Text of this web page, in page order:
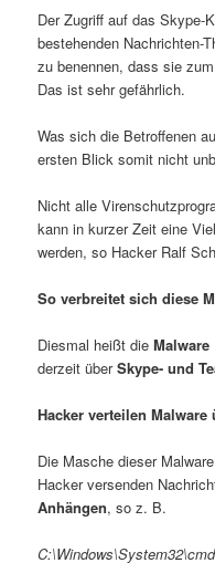
Der Zugriff auf das Skype-
bestehenden Nachrichten-
zu benennen, dass sie
Das ist sehr gefährlich.
Was sich die Betroffenen
ersten Blick somit nicht
Nicht alle
kann in kurzer Zeit eine
werden, so Hacker Ralf
So verbreitet sich diese
Diesmal heißt dieMalware
derzeit überSkype- und
Hacker verteilen
Die Masche dieser
Hacker versenden
Anhängen, so z. B.